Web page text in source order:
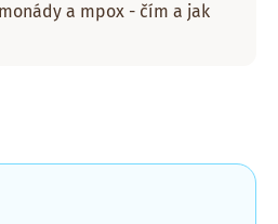
a mpox - čím a jak